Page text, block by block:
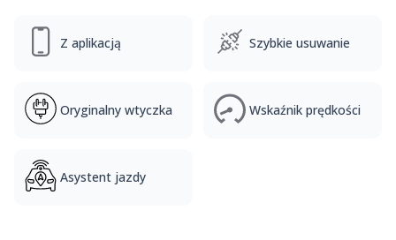
Z aplikacją Szybkie usuwanie
Oryginalny wtyczka Wskaźnik prędkości
Asystent jazdy